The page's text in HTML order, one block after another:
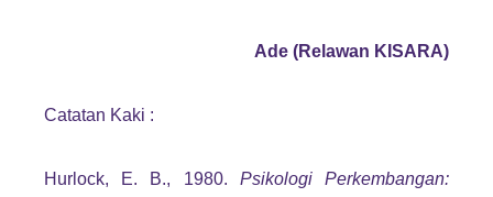
Ade (Relawan KISARA)
Catatan Kaki :
Hurlock, E. B., 1980. Psikologi Perkembangan: